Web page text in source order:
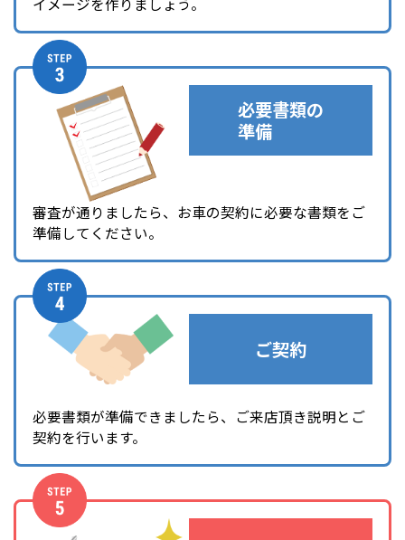
必要書類の
準備
審査が通りましたら、お車の契約に必要な書類をご
準備してください。
ご契約
必要書類が準備できましたら、ご来店頂き説明とご
契約を行います。